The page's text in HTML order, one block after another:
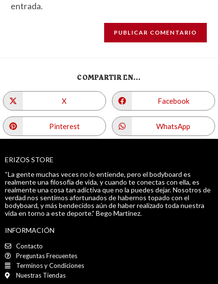
entrada.
COMPARTIR EN...
X Facebook
Pinterest WhatsApp
ERIZOS STORE
“La gente muchas veces no lo entiende, pero el bodyboard es
realmente una filosofía de vida, y cuando te conectas con ella, es
realmente una cosa tan adictiva que no la puedes dejar. Nosotros de
verdad nos sentimos afortunados de habernos topado con el
bodyboard, y más bendecidos aún de haber realizado toda nuestra
vida en torno a este deporte.” Bego Martinez.
INFORMACIÓN
Contacto
Preguntas Frecuentes
Terminos y Condiciones
Nuestras Tiendas